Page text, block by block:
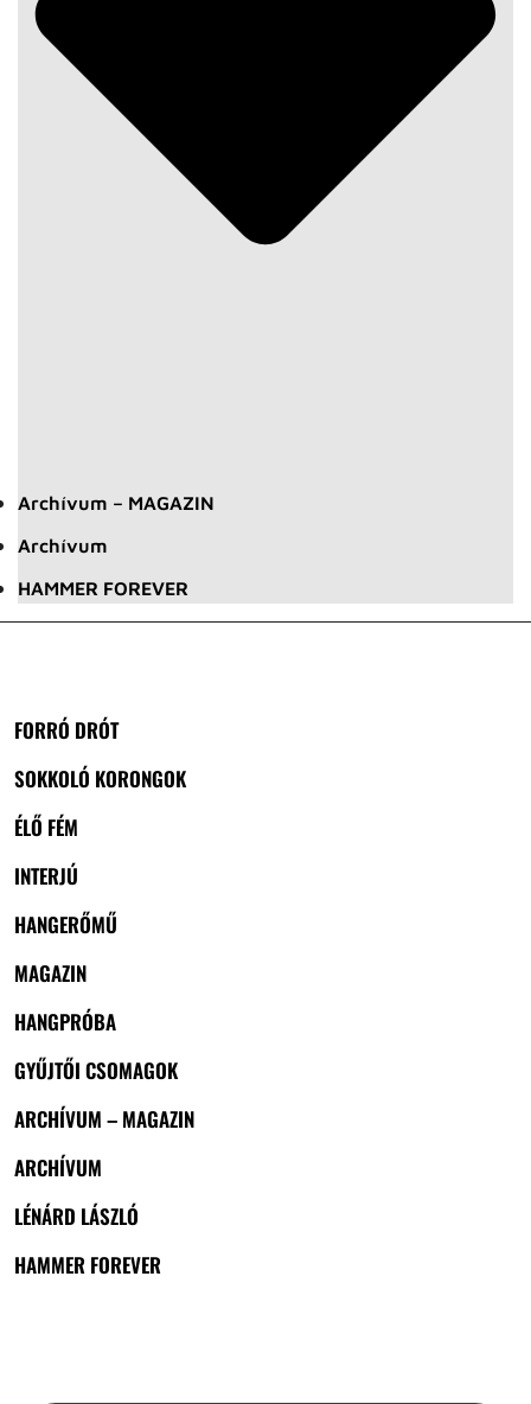
Archívum – MAGAZIN
Archívum
HAMMER FOREVER
FORRÓ DRÓT
SOKKOLÓ KORONGOK
ÉLŐ FÉM
INTERJÚ
HANGERŐMŰ
MAGAZIN
HANGPRÓBA
GYŰJTŐI CSOMAGOK
ARCHÍVUM – MAGAZIN
ARCHÍVUM
LÉNÁRD LÁSZLÓ
HAMMER FOREVER